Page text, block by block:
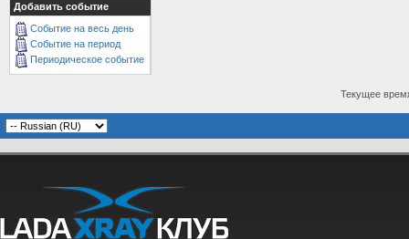
Добавить событие
Событие на весь день
Событие на период
Периодическое событие
Текущее